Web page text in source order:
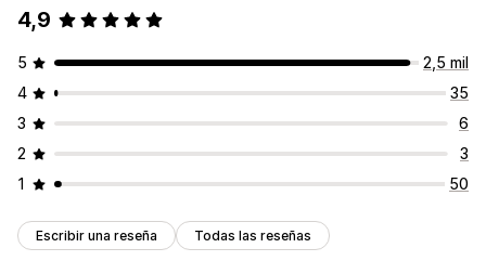
4,9
5
2,5 mil
4
35
3
6
2
3
1
50
Escribir una reseña Todas las reseñas